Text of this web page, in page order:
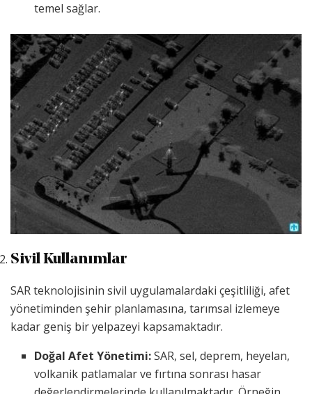
temel sağlar.
Sivil Kullanımlar
SAR teknolojisinin sivil uygulamalardaki çeşitliliği, afet
yönetiminden şehir planlamasına, tarımsal izlemeye
kadar geniş bir yelpazeyi kapsamaktadır.
Doğal Afet Yönetimi:SAR, sel, deprem, heyelan,
volkanik patlamalar ve fırtına sonrası hasar